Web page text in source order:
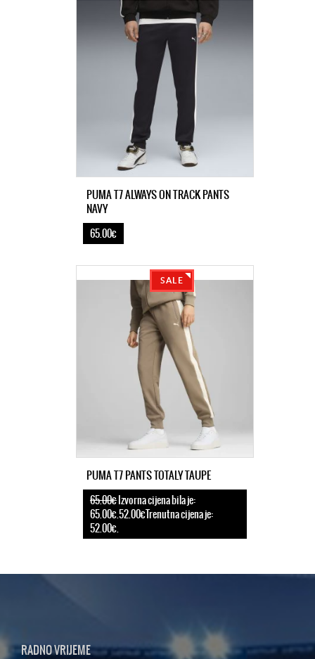
PUMA T7 ALWAYS ON TRACK PANTS
NAVY
65.00€
SALE
PUMA T7 PANTS TOTALY TAUPE
65.00€Izvorna cijena bila je:
65.00€.52.00€Trenutna cijena je:
52.00€.
RADNO VRIJEME